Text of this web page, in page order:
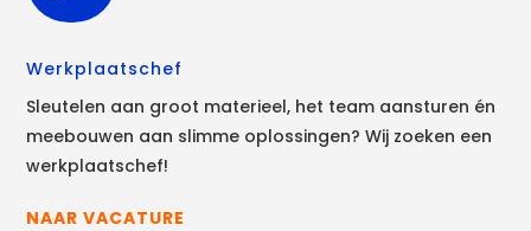
Werkplaatschef
Sleutelen aan groot materieel, het team aansturen én
meebouwen aan slimme oplossingen? Wij zoeken een
werkplaatschef!
NAAR VACATURE